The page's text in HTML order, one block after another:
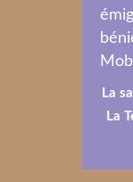
La
La